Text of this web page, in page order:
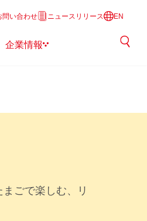
問い合わせ ニュースリリース EN
企業情報
ごで楽しむ、リ